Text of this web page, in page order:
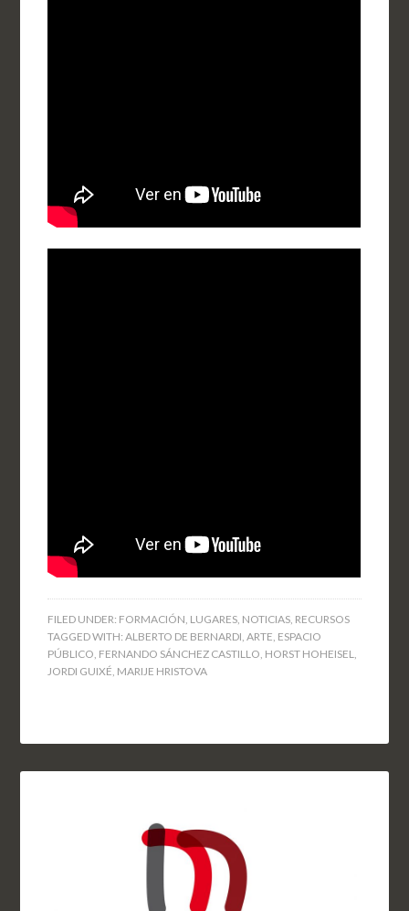
FILED UNDER: FORMACIÓN LUGARES NOTICIAS RECURSOS
TAGGED WITH:ALBERTO DE BERNARDI ,ARTE ESPACIO
PÚBLICO FERNANDO SÁNCHEZ CASTILLO HORST HOHEISEL
JORDI GUIXÉ MARIJE HRISTOVA